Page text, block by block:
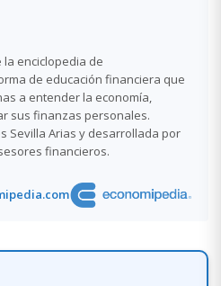
enciclopedia de
de educación financiera que
a entender la economía,
sus finanzas personales.
Sevilla Arias y desarrollada por
financieros.